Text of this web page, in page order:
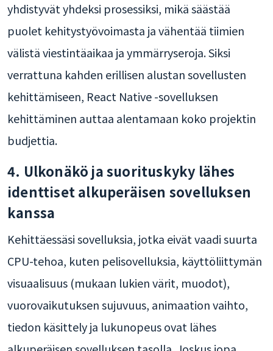
yhdistyvät yhdeksi prosessiksi, mikä säästää
puolet kehitystyövoimasta ja vähentää tiimien
välistä viestintäaikaa ja ymmärryseroja. Siksi
verrattuna kahden erillisen alustan sovellusten
kehittämiseen, React Native -sovelluksen
kehittäminen auttaa alentamaan koko projektin
budjettia.
4. Ulkonäkö ja suorituskyky lähes
identtiset alkuperäisen sovelluksen
kanssa
Kehittäessäsi sovelluksia, jotka eivät vaadi suurta
CPU-tehoa, kuten pelisovelluksia, käyttöliittymän
visuaalisuus (mukaan lukien värit, muodot),
vuorovaikutuksen sujuvuus, animaation vaihto,
tiedon käsittely ja lukunopeus ovat lähes